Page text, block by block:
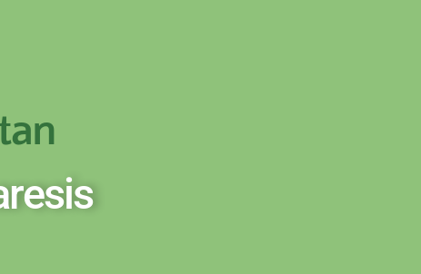
- TRANSFER SETELAH SAMPAI KE